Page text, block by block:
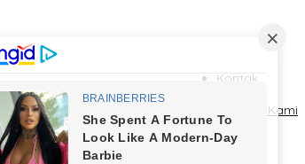
Kontak
Tentang Kami